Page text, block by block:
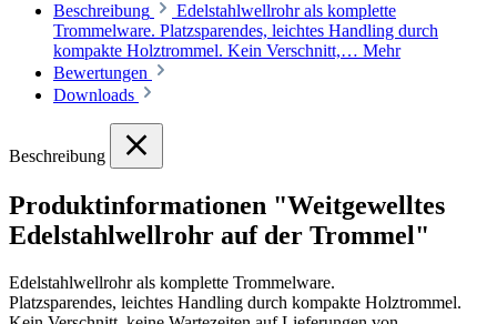
Beschreibung
Edelstahlwellrohr als komplette
Trommelware. Platzsparendes, leichtes Handling durch
kompakte Holztrommel. Kein Verschnitt,… Mehr
Bewertungen
Downloads
Beschreibung
Produktinformationen "Weitgewelltes
Edelstahlwellrohr auf der Trommel"
Edelstahlwellrohr als komplette Trommelware.
Platzsparendes, leichtes Handling durch kompakte Holztrommel.